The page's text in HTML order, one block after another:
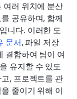
여러 위치에 분산
공유하며, 함께
니다. 이러한 도
문서, 파일 저장
결합하여 팀이 여
유지할 수 있도
, 프로젝트를 관
줄이기 위해 이